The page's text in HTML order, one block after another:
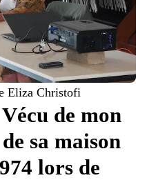
Eliza Christofi
de mon
sa maison
lors de